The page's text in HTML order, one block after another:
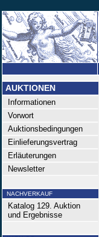
AUKTIONEN
Informationen
Vorwort
Auktionsbedingungen
Einlieferungsvertrag
Erläuterungen
Newsletter
NACHVERKAUF
Katalog 129. Auktion
und Ergebnisse